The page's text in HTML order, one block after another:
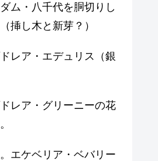
ム・八千代を胴切りし
挿し木と新芽？）
レア・エデュリス（銀
レア・グリーニーの花
エケベリア・ベバリー